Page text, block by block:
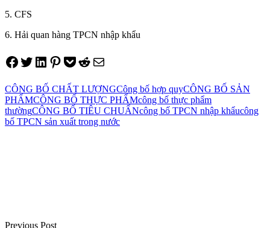
5. CFS
6. Hải quan hàng TPCN nhập khẩu
Share on Facebook
Tweet on Twitter
Share on LinkedIn
Pin on Pinterest
Save to pocket
Share on Reddit
Share via Email
CÔNG BỐ CHẤT LƯỢNGCông bố hợp quyCÔNG BỐ SẢN
PHẨMCÔNG BỐ THỰC PHẨMcông bố thực phẩm
thườngCÔNG BỐ TIÊU CHUẨNcông bố TPCN nhập khẩucông
bố TPCN sản xuất trong nước
Previous Post